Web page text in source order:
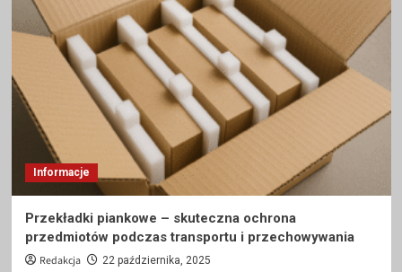
Informacje
Przekładki piankowe – skuteczna ochrona
przedmiotów podczas transportu i przechowywania
Redakcja 22 października, 2025